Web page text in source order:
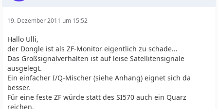
19. Dezember 2011 um 15:52
Hallo Ulli,
der Dongle ist als ZF-Monitor eigentlich zu schade...
Das Großsignalverhalten ist auf leise Satellitensignale
ausgelegt.
Ein einfacher I/Q-Mischer (siehe Anhang) eignet sich da
besser.
Für eine feste ZF würde statt des SI570 auch ein Quarz
reichen,